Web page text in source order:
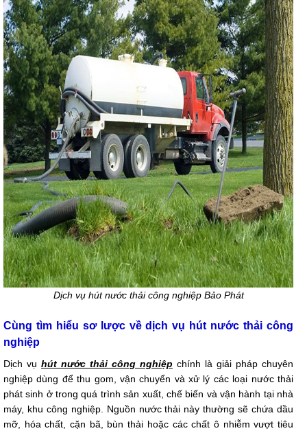
Dịch vụ hút nước thải công nghiệp Bảo Phát
Cùng tìm hiểu sơ lược về dịch vụ hút nước thải công
nghiệp
Dịch vụ hút nước thải công nghiệp chính là giải pháp chuyên
nghiệp dùng để thu gom, vận chuyển và xử lý các loại nước thải
phát sinh ở trong quá trình sản xuất, chế biến và vận hành tại nhà
máy, khu công nghiệp. Nguồn nước thải này thường sẽ chứa dầu
mỡ, hóa chất, cặn bã, bùn thải hoặc các chất ô nhiễm vượt tiêu